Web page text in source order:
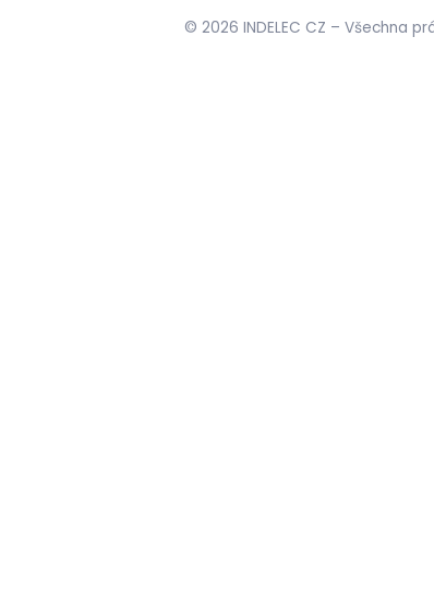
© 2026 INDELEC CZ – Všechna